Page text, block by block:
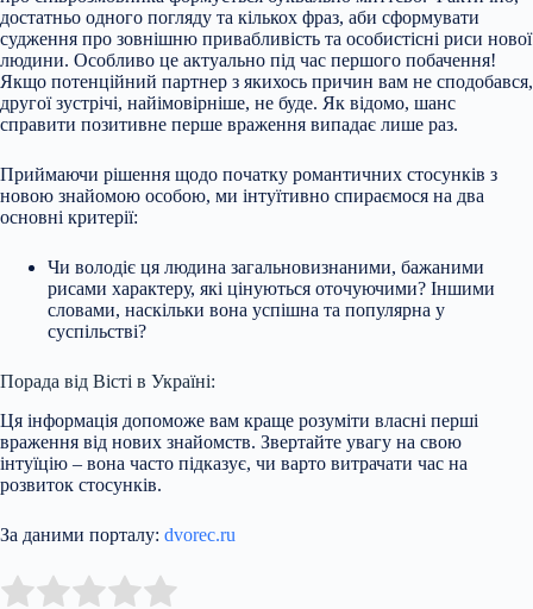
достатньо одного погляду та кількох фраз, аби сформувати
судження про зовнішню привабливість та особистісні риси нової
людини. Особливо це актуально під час першого побачення!
Якщо потенційний партнер з якихось причин вам не сподобався,
другої зустрічі, найімовірніше, не буде. Як відомо, шанс
справити позитивне перше враження випадає лише раз.
Приймаючи рішення щодо початку романтичних стосунків з
новою знайомою особою, ми інтуїтивно спираємося на два
основні критерії:
Чи володіє ця людина загальновизнаними, бажаними
рисами характеру, які цінуються оточуючими? Іншими
словами, наскільки вона успішна та популярна у
суспільстві?
Порада від Вісті в Україні:
Ця інформація допоможе вам краще розуміти власні перші
враження від нових знайомств. Звертайте увагу на свою
інтуїцію – вона часто підказує, чи варто витрачати час на
розвиток стосунків.
За даними порталу: dvorec.ru
Rate this item: